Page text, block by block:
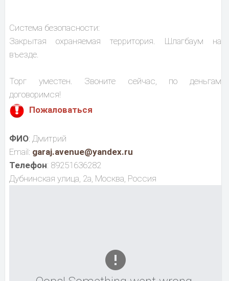
Система безопасности:
Закрытая охраняемая территория. Шлагбаум на
въезде.
Торг уместен. Звоните сейчас, по деньгам
договоримся!
Пожаловаться
ФИО: Дмитрий
Email: garaj.avenue@yandex.ru
Телефон: 89251636282
Дубнинская улица, 2а, Москва, Россия